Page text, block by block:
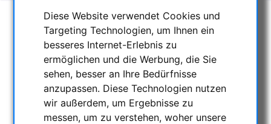
Diese Website verwendet Cookies und
Targeting Technologien, um Ihnen ein
besseres Internet-Erlebnis zu
ermöglichen und die Werbung, die Sie
sehen, besser an Ihre Bedürfnisse
anzupassen. Diese Technologien nutzen
wir außerdem, um Ergebnisse zu
messen, um zu verstehen, woher unsere
AUSWAHL
KATEGORIEN
NACHTSICHTGERÄTE , WÄRMEKAMERAS &
ENTFERNUNGSMESSER